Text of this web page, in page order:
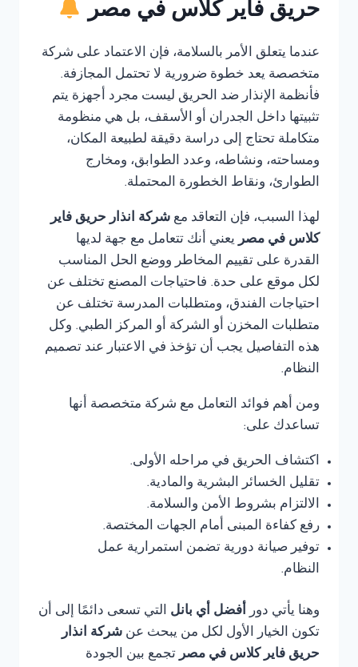
حريق فاير كلاس في مصر
عندما يتعلق الأمر بالسلامة، فإن الاعتماد على شركة
متخصصة يعد خطوة ضرورية لا تحتمل المجازفة.
فأنظمة الإنذار ضد الحريق ليست مجرد أجهزة يتم
تثبيتها داخل الجدران أو الأسقف، بل هي منظومة
متكاملة تحتاج إلى دراسة دقيقة لطبيعة المكان،
ومساحته، ونشاطه، وعدد الطوابق، ومخارج
الطوارئ، ونقاط الخطورة المحتملة.
لهذا السبب، فإن التعاقد مع شركة انذار حريق فاير
كلاس في مصر يعني أنك تتعامل مع جهة لديها
القدرة على تقييم المخاطر ووضع الحل المناسب
لكل موقع على حدة. فاحتياجات المصنع تختلف عن
احتياجات الفندق، ومتطلبات المدرسة تختلف عن
متطلبات المخزن أو الشركة أو المركز الطبي. وكل
هذه التفاصيل يجب أن تؤخذ في الاعتبار عند تصميم
النظام.
ومن أهم فوائد التعامل مع شركة متخصصة أنها
تساعدك على:
اكتشاف الحريق في مراحله الأولى.
تقليل الخسائر البشرية والمادية.
الالتزام بشروط الأمن والسلامة.
رفع كفاءة المبنى أمام الجهات المختصة.
توفير صيانة دورية تضمن استمرارية عمل
النظام.
وهنا يأتي دور أفضل أي بانل التي تسعى دائمًا إلى أن
تكون الخيار الأول لكل من يبحث عن شركة انذار
حريق فاير كلاس في مصرتجمع بين الجودة